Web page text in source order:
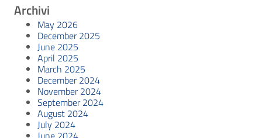
Archivi
May 2026
December 2025
June 2025
April 2025
March 2025
December 2024
November 2024
September 2024
August 2024
July 2024